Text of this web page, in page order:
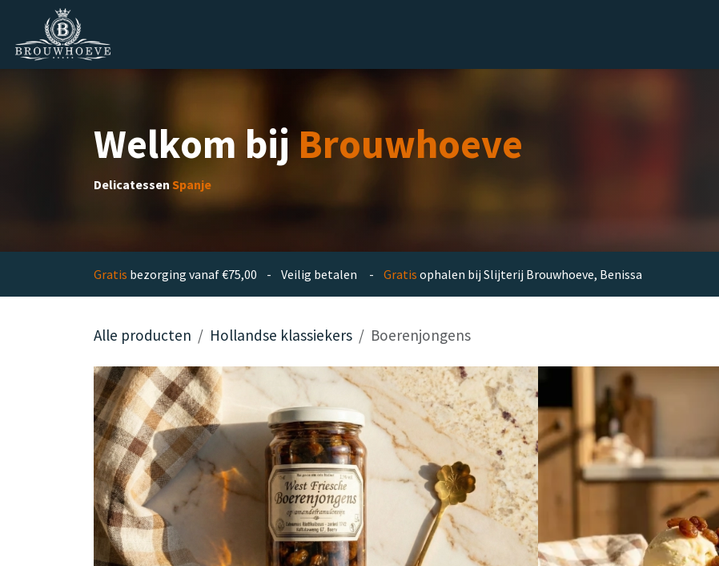
Overslaan naar inhoud
Welkom bijBrouwhoeve
Delicatessen Spanje
Gratis bezorging vanaf €75,00 - Veilig betalen - Gratis ophalen bij Slijterij Brouwhoeve, Benissa
Alle producten Hollandse klassiekers Boerenjongens